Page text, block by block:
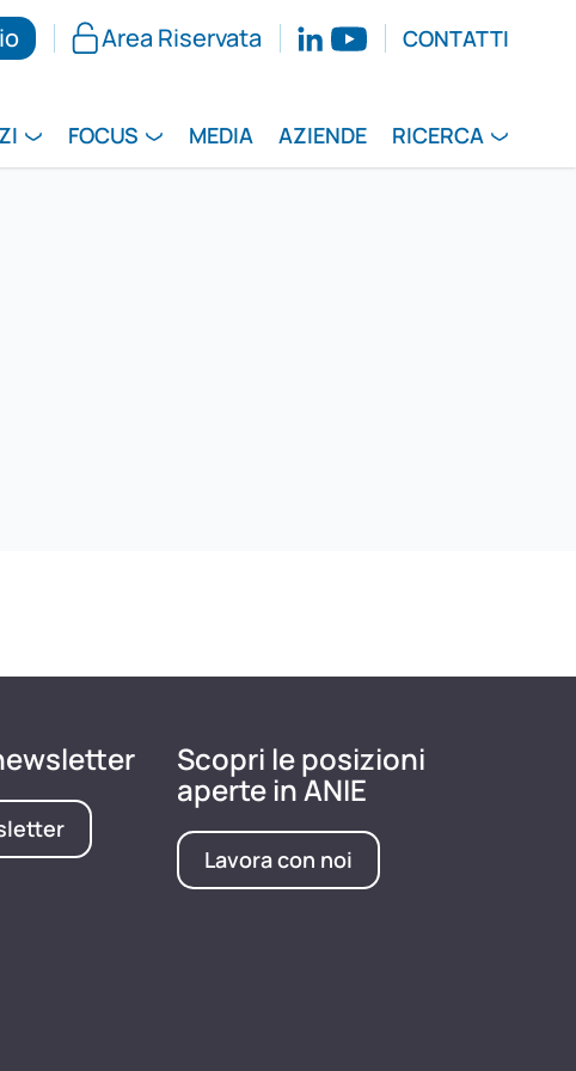
Area Riservata CONTATTI
FOCUS MEDIA AZIENDE RICERCA
Scopri le posizioni
aperte in ANIE
Lavora con noi